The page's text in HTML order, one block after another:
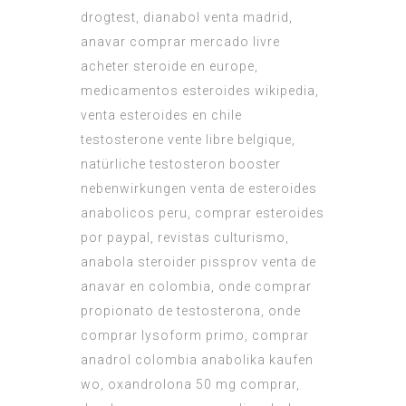
drogtest, dianabol venta madrid,
anavar comprar mercado livre
acheter steroide en europe,
medicamentos esteroides wikipedia,
venta esteroides en chile
testosterone vente libre belgique,
natürliche testosteron booster
nebenwirkungen venta de esteroides
anabolicos peru, comprar esteroides
por paypal, revistas culturismo,
anabola steroider pissprov venta de
anavar en colombia, onde comprar
propionato de testosterona, onde
comprar lysoform primo, comprar
anadrol colombia anabolika kaufen
wo, oxandrolona 50 mg comprar,